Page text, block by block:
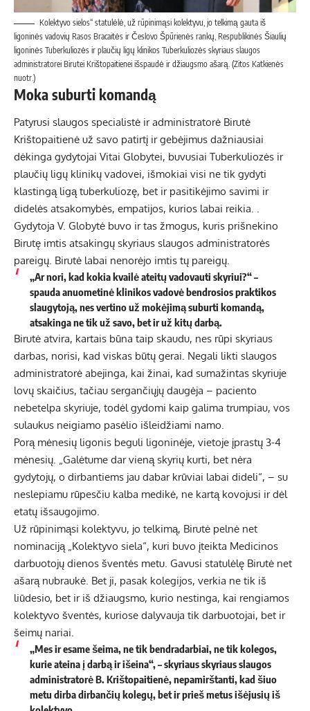
Kolektyvo sielos“ statulėlė, už rūpinimąsi kolektyvu, jo telkimą gauta iš
ligoninės vadovių Rasos Bracaitės ir Česlovo Špūrienės rankų, Respublikinės Šiaulių
ligoninės Tuberkuliozės ir plaučių ligų klinikos Tuberkuliozės skyriaus slaugos
administratorei Birutei Krištopaitienei išspaudė ir džiaugsmo ašarą. (Zitos Katkienės
nuotr.)
Moka suburti komandą
Patyrusi slaugos specialistė ir administratorė Birutė
Krištopaitienė už savo patirtį ir gebėjimus dažniausiai
dėkinga gydytojai Vitai Globytei, buvusiai Tuberkuliozės ir
plaučių ligų klinikų vadovei, išmokiai visi ne tik gydyti
klastingą ligą tuberkuliozę, bet ir pasitikėjimo savimi ir
didelės atsakomybės, empatijos, kurios labai reikia. .
Gydytoja V. Globytė buvo ir tas žmogus, kuris prišnekino
Birutę imtis atsakingų skyriaus slaugos administratorės
pareigų. Birutė labai nenorėjo imtis tų pareigų.
„Ar nori, kad kokia kvailė ateitų vadovauti skyriui?“ –
spauda anuometinė klinikos vadovė bendrosios praktikos
slaugytoją, nes vertino už mokėjimą suburti komandą,
atsakinga ne tik už savo, bet ir už kitų darbą.
Birutė atvira, kartais būna taip skaudu, nes rūpi skyriaus
darbas, norisi, kad viskas būtų gerai. Negali likti slaugos
administratorė abejinga, kai žinai, kad sumažintas skyriuje
lovų skaičius, tačiau sergančiųjų daugėja – paciento
nebetelpa skyriuje, todėl gydomi kaip galima trumpiau, vos
sulaukus neigiamo pasėlio išleidžiami namo.
Porą mėnesių ligonis beguli ligoninėje, vietoje įprastų 3-4
mėnesių. „Galėtume dar vieną skyrių kurti, bet nėra
gydytojų, o dirbantiems jau dabar krūviai labai dideli“, – su
neslepiamu rūpesčiu kalba medikė, ne kartą kovojusi ir dėl
etatų išsaugojimo.
Už rūpinimąsi kolektyvu, jo telkimą, Birutė pelnė net
nominaciją „Kolektyvo siela“, kuri buvo įteikta Medicinos
darbuotojų dienos šventės metu. Gavusi statulėlę Birutė net
ašarą nubraukė. Bet ji, pasak kolegijos, verkia ne tik iš
liūdesio, bet ir iš džiaugsmo, kurio nestinga, kai rengiamos
kolektyvo šventės, kuriose dalyvauja tik darbuotojai, bet ir
šeimų nariai.
„Mes ir esame šeima, ne tik bendradarbiai, ne tik kolegos,
kurie ateina į darbą ir išeina“, – skyriaus skyriaus slaugos
administratorė B. Krištopaitienė, nepamirštanti, kad šiuo
metu dirba dirbančių kolegų, bet ir prieš metus išėjusių iš